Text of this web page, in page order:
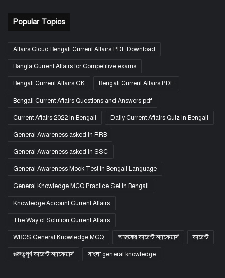
Popular Topics
Affairs Cloud Bengali Current Affairs PDF Download
Bangla Current Affairs for Competitive exams
Bengali Current Affairs GK Bengali Current Affairs PDF
Bengali Current Affairs Questions and Answers pdf
Current Affairs 2022 in Bengali Daily Current Affairs Quiz in Bengali
General Awareness asked in RRB
General Awareness asked in SSC
General Awareness Mock Test in Bengali Language
General Knowledge MCQ Practice Set in Bengali
Knowledge Account Current Affairs
The Way of Solution Current Affairs
WBCS General Knowledge MCQ আজকের কারেন্ট অ্যাফেয়ার্স কারেন্ট
গুরুত্বপূর্ণ কারেন্ট অ্যাফেয়ার্স বাংলা general knowledge